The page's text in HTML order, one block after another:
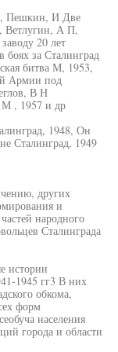
Пешкин, И Две
Ветлугин, А П,
20 лет
за Сталинград
битва М, 1953,
Армии под
В Н
М , 1957 и др
1948, Он
Сталинград, 1949
других
и
народного
Сталинграда
истории
1945 гг3 В них
обкома,
форм
населения
города и области